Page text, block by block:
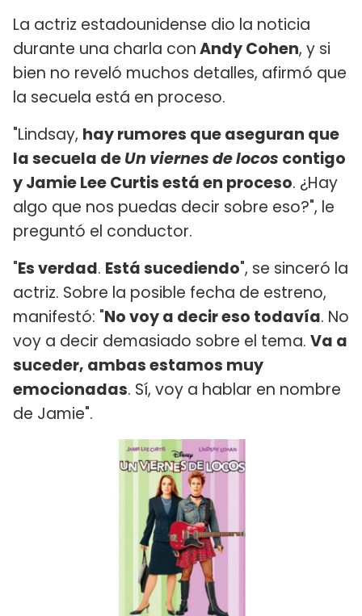
La actriz estadounidense dio la noticia
durante una charla conAndy Cohen, y si
bien no reveló muchos detalles, afirmó que
la secuela está en proceso.
"Lindsay, hay rumores que aseguran que
la secuela deUn viernes de locos contigo
y Jamie Lee Curtis está en proceso. ¿Hay
algo que nos puedas decir sobre eso?", le
preguntó el conductor.
"Es verdad. Está sucediendo", se sinceró la
actriz. Sobre la posible fecha de estreno,
manifestó: "No voy a decir eso todavía. No
voy a decir demasiado sobre el tema. Va a
suceder, ambas estamos muy
emocionadas. Sí, voy a hablar en nombre
de Jamie".